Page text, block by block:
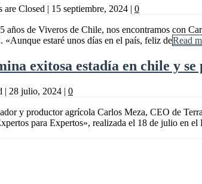
are Closed | 15 septiembre, 2024 | 0
de Viveros de Chile, nos encontramos con
estaré unos días en el país, feliz deRead
exitosa estadía en chile y
| 28 julio, 2024 | 0
y productor agrícola Carlos Meza, CEO de
para Expertos», realizada el 18 de julio en el